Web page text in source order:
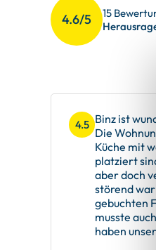
4.6/5
15
4.5 Binz ist
Die
Küche mit
platziert
aber doch
störend
gebuchten
musste
haben